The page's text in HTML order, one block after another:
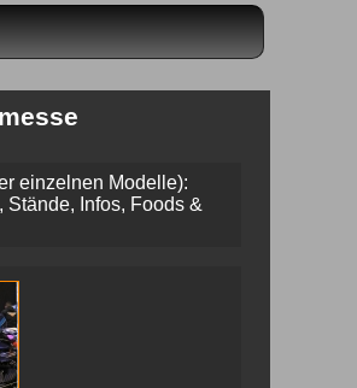
einzelnen Modelle):
Infos, Foods &